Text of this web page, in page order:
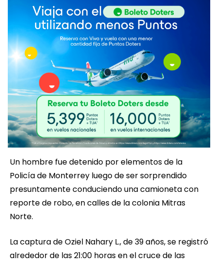
Un hombre fue detenido por elementos de la
Policía de Monterrey luego de ser sorprendido
presuntamente conduciendo una camioneta con
reporte de robo, en calles de la colonia Mitras
Norte.
La captura de Oziel Nahary L., de 39 años, se registró
alrededor de las 21:00 horas en el cruce de las